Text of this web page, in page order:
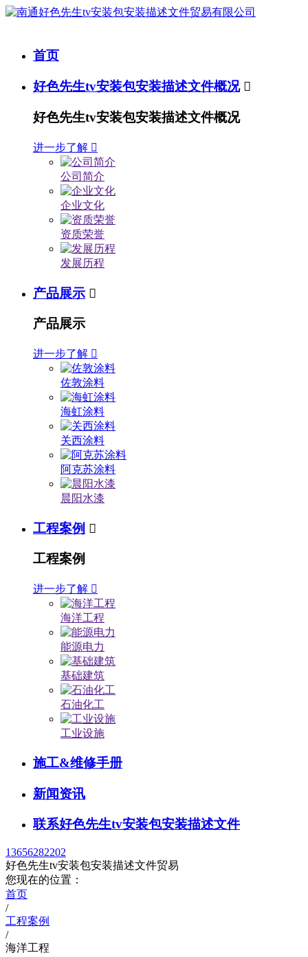
首页
好色先生tv安装包安装描述文件概况 
好色先生tv安装包安装描述文件概况
进一步了解 
公司简介
企业文化
资质荣誉
发展历程
产品展示 
产品展示
进一步了解 
佐敦涂料
海虹涂料
关西涂料
阿克苏涂料
晨阳水漆
工程案例 
工程案例
进一步了解 
海洋工程
能源电力
基础建筑
石油化工
工业设施
施工&维修手册
新闻资讯
联系好色先生tv安装包安装描述文件
13656282202
好色先生tv安装包安装描述文件贸易
您现在的位置：
首页
/
工程案例
/
海洋工程